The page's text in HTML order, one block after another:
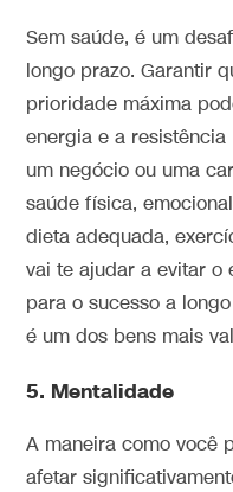
Sem saúde, é um
longo prazo. Garantir
prioridade máxima
energia e a
um negócio ou uma
saúde física,
dieta adequada,
vai te ajudar a evitar o
para o sucesso a
é um dos bens mais
5. Mentalidade
A maneira como você
afetar